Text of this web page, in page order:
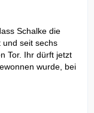
Schalke die
und seit sechs
Tor. Ihr dürft jetzt
wurde, bei